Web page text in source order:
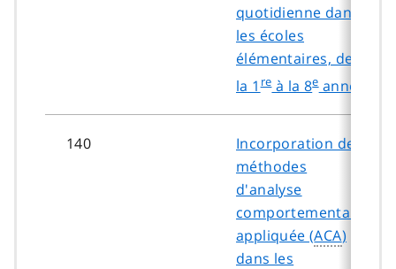
quotidienne dans
les écoles
élémentaires, de
la 1reà la 8eannée
140
Incorporation des
méthodes
d'analyse
comportementale
appliquée (ACA)
dans les